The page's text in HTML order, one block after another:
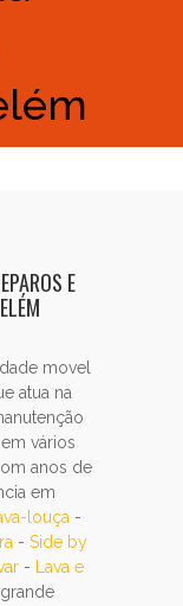
E
movel
atua na
vários
anos de
em
louça -
- Side by
-
Lava e